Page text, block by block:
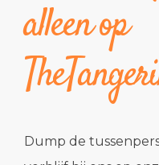
alleen op
Dump de